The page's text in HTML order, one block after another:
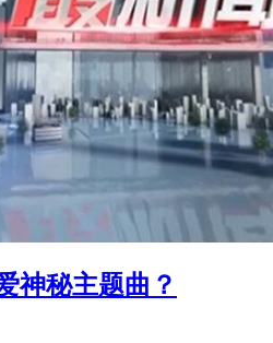
神秘主题曲？